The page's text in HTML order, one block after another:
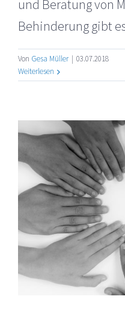
und Beratung von
Behinderung gibt
Von Gesa Müller | 03.07.2018
Weiterlesen